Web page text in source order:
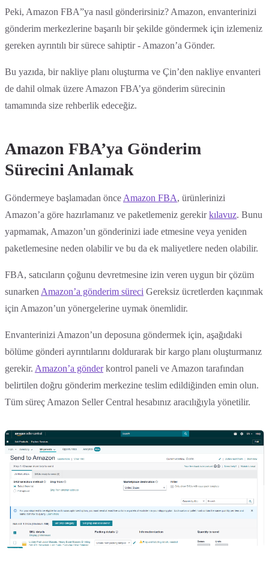
Peki, Amazon FBA”ya nasıl gönderirsiniz? Amazon, envanterinizi
gönderim merkezlerine başarılı bir şekilde göndermek için izlemeniz
gereken ayrıntılı bir sürece sahiptir - Amazon’a Gönder.
Bu yazıda, bir nakliye planı oluşturma ve Çin’den nakliye envanteri
de dahil olmak üzere Amazon FBA’ya gönderim sürecinin
tamamında size rehberlik edeceğiz.
Amazon FBA’ya Gönderim
Sürecini Anlamak
Göndermeye başlamadan önce Amazon FBA, ürünlerinizi
Amazon’a göre hazırlamanız ve paketlemeniz gerekirkılavuz. Bunu
yapmamak, Amazon’un gönderinizi iade etmesine veya yeniden
paketlemesine neden olabilir ve bu da ek maliyetlere neden olabilir.
FBA, satıcıların çoğunu devretmesine izin veren uygun bir çözüm
sunarken Amazon’a gönderim süreci Gereksiz ücretlerden kaçınmak
için Amazon’un yönergelerine uymak önemlidir.
Envanterinizi Amazon’un deposuna göndermek için, aşağıdaki
bölüme gönderi ayrıntılarını doldurarak bir kargo planı oluşturmanız
gerekir. Amazon’a gönderkontrol paneli ve Amazon tarafından
belirtilen doğru gönderim merkezine teslim edildiğinden emin olun.
Tüm süreç Amazon Seller Central hesabınız aracılığıyla yönetilir.